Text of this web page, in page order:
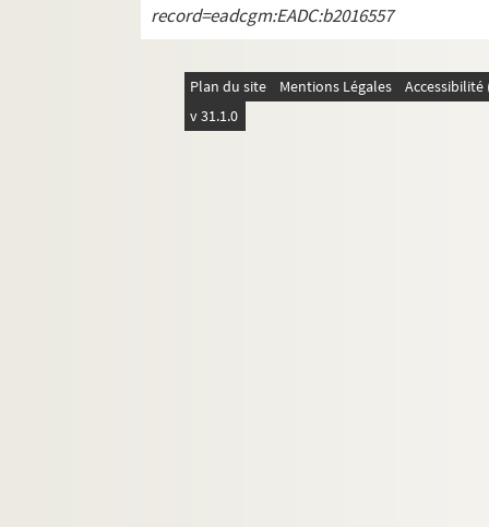
record=eadcgm:EADC:b2016557
Plan du site Mentions Légales
v 31.1.0